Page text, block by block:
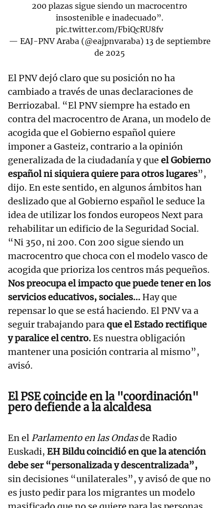
200 plazas sigue siendo un macrocentro
insostenible e inadecuado”.
pic.twitter.com/FbiQcRU8fv
— EAJ-PNV Araba (@eajpnvaraba) 13 de septiembre
de 2025
El PNV dejó claro que su posición no ha
cambiado a través de unas declaraciones de
Berriozabal. “El PNV siempre ha estado en
contra del macrocentro de Arana, un modelo de
acogida que el Gobierno español quiere
imponer a Gasteiz, contrario a la opinión
generalizada de la ciudadanía y que el Gobierno
español ni siquiera quiere para otros lugares”,
dijo. En este sentido, en algunos ámbitos han
deslizado que al Gobierno español le seduce la
idea de utilizar los fondos europeos Next para
rehabilitar un edificio de la Seguridad Social.
“Ni 350, ni 200. Con 200 sigue siendo un
macrocentro que choca con el modelo vasco de
acogida que prioriza los centros más pequeños.
Nos preocupa el impacto que puede tener en los
servicios educativos, sociales... Hay que
repensar lo que se está haciendo. El PNV va a
seguir trabajando paraque el Estado rectifique
y paralice el centro.Es nuestra obligación
mantener una posición contraria al mismo”,
avisó.
El PSE coincide en la "coordinación"
pero defiende a la alcaldesa
En el Parlamento en las Ondasde Radio
Euskadi, EH Bildu coincidió en que la atención
debe ser “personalizada y descentralizada”,
sin decisiones “unilaterales”, y avisó de que no
es justo pedir para los migrantes un modelo